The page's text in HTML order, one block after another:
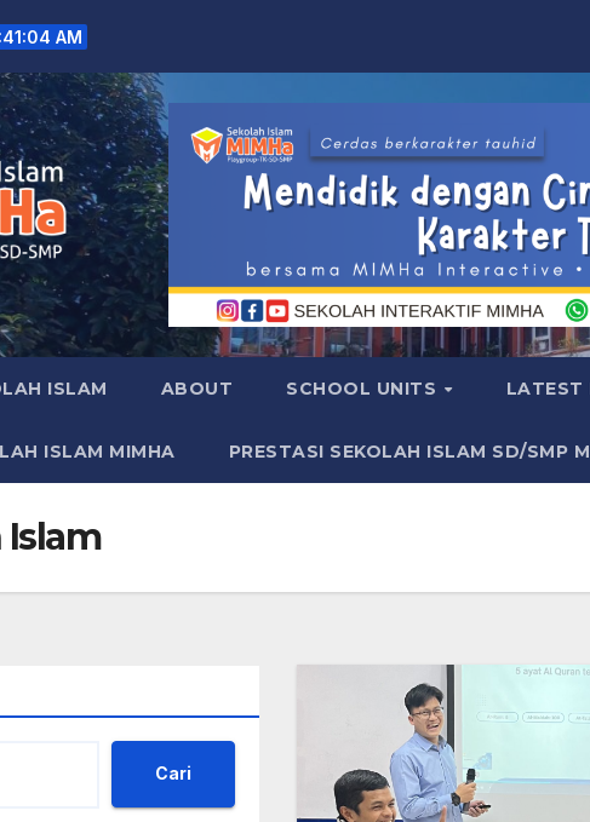
AM
ISLAM ABOUT SCHOOL UNITS LATEST
ISLAM MIMHA PRESTASI SEKOLAH ISLAM SD/SMP
Islam
Cari